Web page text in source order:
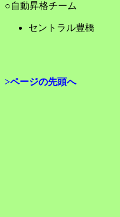
○自動昇格チーム
セントラル豊橋
>ページの先頭へ